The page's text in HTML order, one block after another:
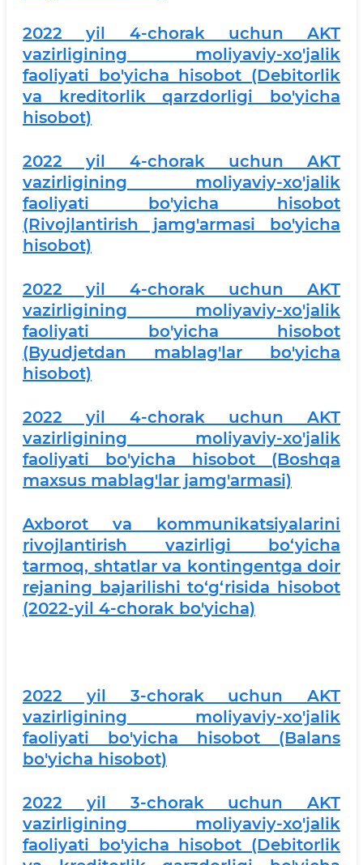
2022 yil 4-chorak uchun AKT
vazirligining moliyaviy-xo'jalik
faoliyati bo'yicha hisobot (Debitorlik
va kreditorlik qarzdorligi bo'yicha
hisobot)
2022 yil 4-chorak uchun AKT
vazirligining moliyaviy-xo'jalik
faoliyati bo'yicha hisobot
(Rivojlantirish jamg'armasi bo'yicha
hisobot)
2022 yil 4-chorak uchun AKT
vazirligining moliyaviy-xo'jalik
faoliyati bo'yicha hisobot
(Byudjetdan mablag'lar bo'yicha
hisobot)
2022 yil 4-chorak uchun AKT
vazirligining moliyaviy-xo'jalik
faoliyati bo'yicha hisobot (Boshqa
maxsus mablag'lar jamg'armasi)
Axborot va kommunikatsiyalarini
rivojlantirish vazirligi bo‘yicha
tarmoq, shtatlar va kontingentga doir
rejaning bajarilishi to‘g‘risida hisobot
(2022-yil 4-chorak bo'yicha)
2022 yil 3-chorak uchun AKT
vazirligining moliyaviy-xo'jalik
faoliyati bo'yicha hisobot (Balans
bo'yicha hisobot)
2022 yil 3-chorak uchun AKT
vazirligining moliyaviy-xo'jalik
faoliyati bo'yicha hisobot (Debitorlik